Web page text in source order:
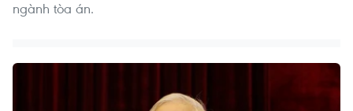
ngành tòa án.